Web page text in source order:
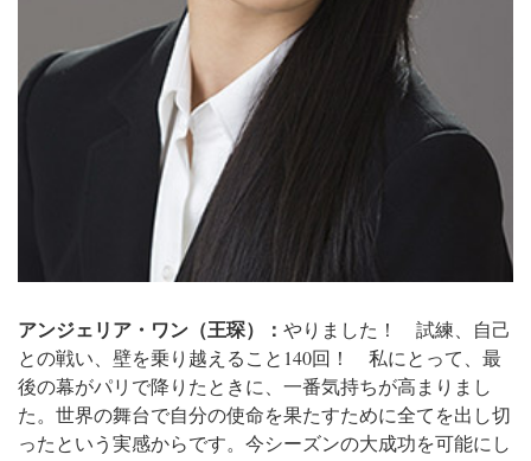
アンジェリア・ワン（王琛）： やりました！ 試練、自己
との戦い、壁を乗り越えること140回！ 私にとって、最
後の幕がパリで降りたときに、一番気持ちが高まりまし
た。世界の舞台で自分の使命を果たすために全てを出し切
ったという実感からです。今シーズンの大成功を可能にし